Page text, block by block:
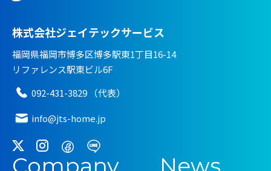
株式会社ジェイテックサービス
福岡県福岡市博多区博多駅東1丁目16-14
リファレンス駅東ビル6F
092-431-3829 （代表）
info@jts-home.jp